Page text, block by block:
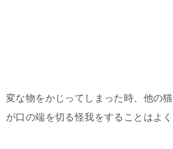
変な物をかじってしまった時、他の
が口の端を切る怪我をすることはよく